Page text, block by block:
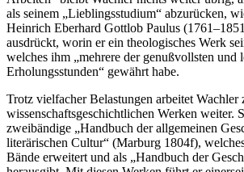
als seinem „Lieblingsstudium“ abzurücken,
Heinrich Eberhard Gottlob Paulus
ausdrückt, worin er ein theologisches Werk
welches ihm „mehrere der genußvollsten und
Erholungsstunden“ gewährt habe.
Trotz vielfacher Belastungen arbeitet Wachler
wissenschaftsgeschichtlichen Werken weiter.
zweibändige „Handbuch der allgemeinen
literärischen Cultur“ (Marburg 1804f),
Bände erweitert und als „Handbuch der